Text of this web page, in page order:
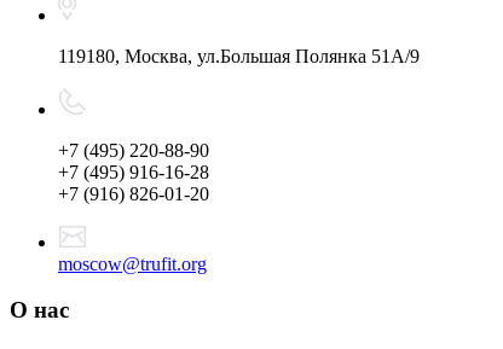
119180, Москва, ул.Большая Полянка 51А/9
+7 (495) 220-88-90
+7 (495) 916-16-28
+7 (916) 826-01-20
moscow@trufit.org
О нас